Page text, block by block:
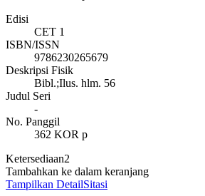
Edisi
CET 1
ISBN/ISSN
9786230265679
Deskripsi Fisik
Bibl.;Ilus. hlm. 56
Judul Seri
-
No. Panggil
362 KOR p
Ketersediaan2
Tambahkan ke dalam keranjang
Tampilkan DetailSitasi